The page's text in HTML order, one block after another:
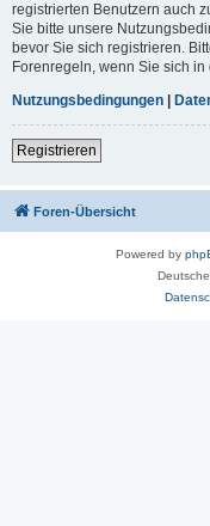
registrierten Benutzern auch
Sie bitte unsere
bevor Sie sich registrieren.
Forenregeln, wenn Sie sich in
Nutzungsbedingungen |
Registrieren
Foren-Übersicht
Powered by